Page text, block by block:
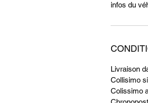
infos du
Livraison
Collisimo
Colissimo